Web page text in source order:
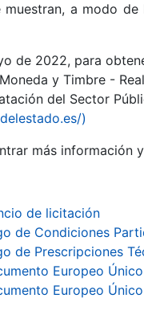
a modo
de 2022, para
y Timbre -
del Sector
)
más información
de licitación
de Condiciones
de Prescripciones
Europeo
Europeo